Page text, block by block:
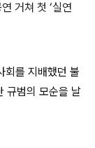
거쳐 첫 ‘실연
회를 지배했던 불
규범의 모순을 날